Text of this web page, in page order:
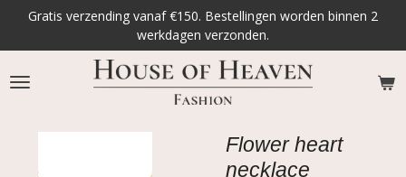
naar
de
hoofdinhoud
Gratis verzending vanaf €150. Bestellingen worden binnen 2
werkdagen verzonden.
Flower heart
necklace